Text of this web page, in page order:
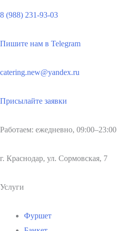
8 (988) 231-93-03
Пишите нам в Telegram
catering.new@yandex.ru
Присылайте заявки
Работаем: ежедневно, 09:00–23:00
г. Краснодар, ул. Сормовская, 7
Услуги
Фуршет